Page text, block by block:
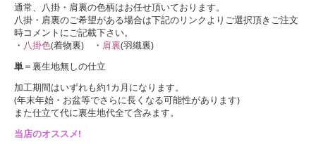
通常、八掛・肩裏の色柄はお任せ頂いております。
八掛・肩裏のご希望がある場合は下記のリンクよりご選択頂きご注文
時コメントにご記載下さい。
・ 八掛色(着物裏) ・ 肩裏(羽織裏)
単＝裏生地無しの仕立
加工期間はいずれも約1カ月になります。
(年末年始・お盆等でさらに長くなる可能性があります)
また仕立て代に裏生地代全て含みます。
当店のオススメ!